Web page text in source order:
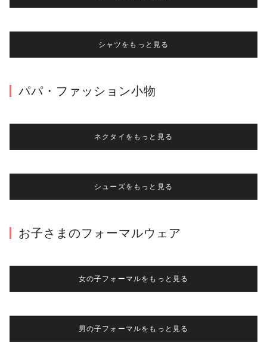
シャツをもっと見る
パパ・ファッション小物
ネクタイをもっと見る
シューズをもっと見る
お子さまのフォーマルウェア
女の子フォーマルをもっと見る
男の子フォーマルをもっと見る